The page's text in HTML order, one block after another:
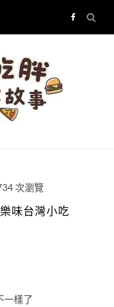
次瀏覽
味台灣小吃
一樣了